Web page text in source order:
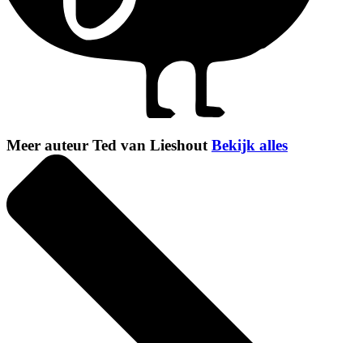
Meer auteur Ted van Lieshout Bekijk alles